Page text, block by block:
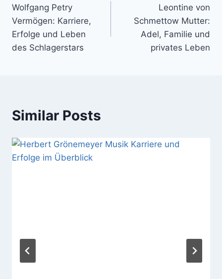
navigation
Wolfgang Petry
Vermögen: Karriere,
Erfolge und Leben
des Schlagerstars
Leontine von
Schmettow Mutter:
Adel, Familie und
privates Leben
Similar Posts